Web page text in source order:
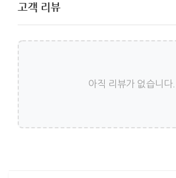
고객 리뷰
아직 리뷰가 없습니다.